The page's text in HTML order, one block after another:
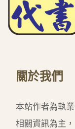
關於我們
本站作者為執
相關資訊為主